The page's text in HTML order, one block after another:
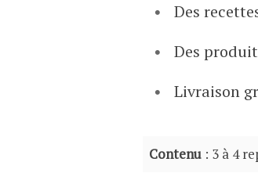
Des
Des
Livraison
Contenu : 3 à 4